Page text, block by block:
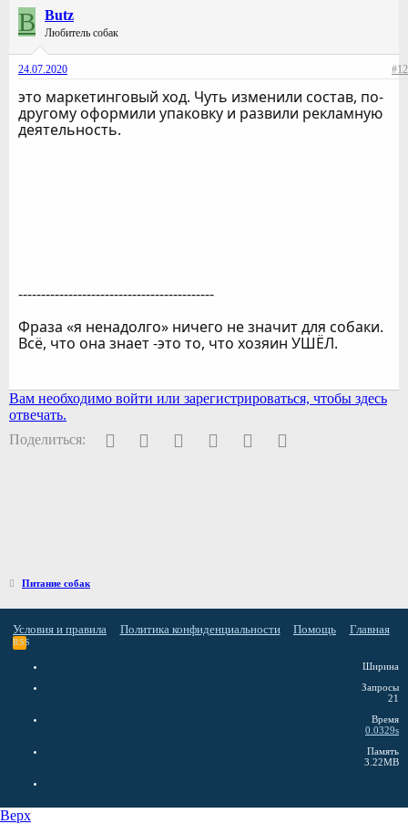
B Butz
Любитель собак
24.07.2020 #12
это маркетинговый ход. Чуть изменили состав, по-
другому оформили упаковку и развили рекламную
деятельность.
-------------------------------------------
Фраза «я ненадолго» ничего не значит для собаки.
Всё, что она знает -это то, что хозяин УШЁЛ.
Вам необходимо войти или зарегистрироваться, чтобы здесь
отвечать.
Поделиться:
FacebookTwitter PinterestWhatsAppЭлектронная почта
Питание собак
Условия и правила Политика конфиденциальности Помощь Главная
RSS
Ширина
Запросы
21
Время
0.0329s
Память
3.22MB
Верх